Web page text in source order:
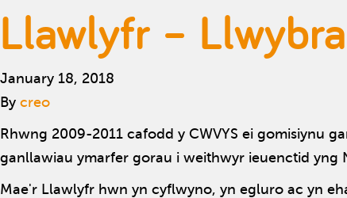
Llawlyfr –
January 18, 2018
By creo
Rhwng 2009-2011 cafodd y CWVYS ei gomisiynu
ganllawiau ymarfer gorau i weithwyr ieuenctid yng
Mae'r Llawlyfr hwn yn cyflwyno, yn egluro ac yn